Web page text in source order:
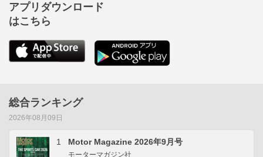
アプリダウンロード
はこちら
総合ランキング
2026年08月09日
1 Motor Magazine 2026年9月号
モーターマガジン社